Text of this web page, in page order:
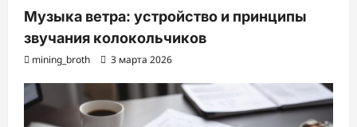
Музыка ветра: устройство и принципы
звучания колокольчиков
mining_broth 3 марта 2026